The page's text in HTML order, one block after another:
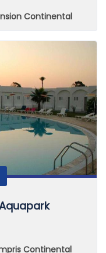
Continental
Continental